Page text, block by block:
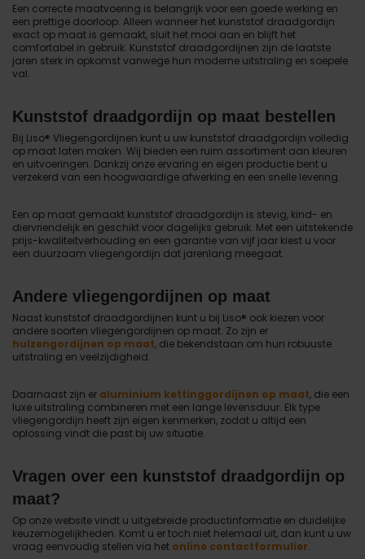
Een correcte maatvoering is belangrijk voor een goede werking en
een prettige doorloop. Alleen wanneer het kunststof draadgordijn
exact op maat is gemaakt, sluit het mooi aan en blijft het
comfortabel in gebruik. Kunststof draadgordijnen zijn de laatste
jaren sterk in opkomst vanwege hun moderne uitstraling en soepele
val.
Kunststof draadgordijn op maat bestellen
Bij Liso® Vliegengordijnen kunt u uw kunststof draadgordijn volledig
op maat laten maken. Wij bieden een ruim assortiment aan kleuren
en uitvoeringen. Dankzij onze ervaring en eigen productie bent u
verzekerd van een hoogwaardige afwerking en een snelle levering.
Een op maat gemaakt kunststof draadgordijn is stevig, kind- en
diervriendelijk en geschikt voor dagelijks gebruik. Met een uitstekende
prijs-kwaliteitverhouding en een garantie van vijf jaar kiest u voor
een duurzaam vliegengordijn dat jarenlang meegaat.
Andere vliegengordijnen op maat
Naast kunststof draadgordijnen kunt u bij Liso® ook kiezen voor
andere soorten vliegengordijnen op maat. Zo zijn er
hulzengordijnen op maat, die bekendstaan om hun robuuste
uitstraling en veelzijdigheid.
Daarnaast zijn er aluminium kettinggordijnen op maat, die een
luxe uitstraling combineren met een lange levensduur. Elk type
vliegengordijn heeft zijn eigen kenmerken, zodat u altijd een
oplossing vindt die past bij uw situatie.
Vragen over een kunststof draadgordijn op
maat?
Op onze website vindt u uitgebreide productinformatie en duidelijke
keuzemogelijkheden. Komt u er toch niet helemaal uit, dan kunt u uw
vraag eenvoudig stellen via het online contactformulier.